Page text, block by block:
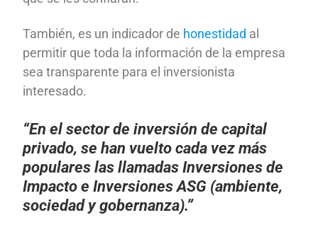
También, es un indicador de honestidad al
permitir que toda la información de la empresa
sea transparente para el inversionista
interesado.
“En el sector de inversión de capital
privado, se han vuelto cada vez más
populares las llamadas Inversiones de
Impacto e Inversiones ASG (ambiente,
sociedad y gobernanza).”